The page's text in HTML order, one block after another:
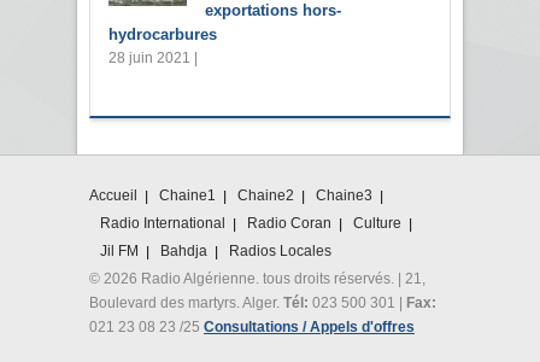
exportations hors-
hydrocarbures
28 juin 2021 |
Accueil Chaine1 Chaine2
Chaine3
Radio International
Radio Coran
Culture
Jil FM
Bahdja
Radios Locales
© 2026 Radio Algérienne. tous droits réservés. | 21,
Boulevard des martyrs. Alger. Tél: 023 500 301 |
Fax:
021 23 08 23 /25 Consultations / Appels d'offres